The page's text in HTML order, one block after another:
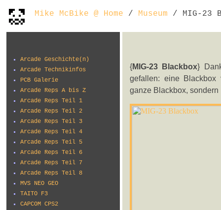
Mike McBike @ Home / Museum / MIG-23
Arcade Geschichte(n)
Arcade Technikinfos
PCB Galerie
Arcade Reps A bis Z
Arcade Reps Teil 1
Arcade Reps Teil 2
Arcade Reps Teil 3
Arcade Reps Teil 4
Arcade Reps Teil 5
Arcade Reps Teil 6
Arcade Reps Teil 7
Arcade Reps Teil 8
MVS NEO GEO
TAITO F3
CAPCOM CPS2
{MIG-23 Blackbox}
gefallen: eine Blackbox
ganze Blackbox,